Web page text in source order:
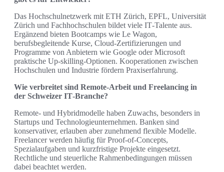
Das Hochschulnetzwerk mit ETH Zürich, EPFL, Universität
Zürich und Fachhochschulen bildet viele IT‑Talente aus.
Ergänzend bieten Bootcamps wie Le Wagon,
berufsbegleitende Kurse, Cloud‑Zertifizierungen und
Programme von Anbietern wie Google oder Microsoft
praktische Up‑skilling‑Optionen. Kooperationen zwischen
Hochschulen und Industrie fördern Praxiserfahrung.
Wie verbreitet sind Remote‑Arbeit und Freelancing in
der Schweizer IT‑Branche?
Remote‑ und Hybridmodelle haben Zuwachs, besonders in
Startups und Technologieunternehmen. Banken sind
konservativer, erlauben aber zunehmend flexible Modelle.
Freelancer werden häufig für Proof‑of‑Concepts,
Spezialaufgaben und kurzfristige Projekte eingesetzt.
Rechtliche und steuerliche Rahmenbedingungen müssen
dabei beachtet werden.